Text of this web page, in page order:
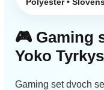
🎮 Gaming
Yoko
Gaming set dvoch